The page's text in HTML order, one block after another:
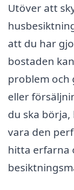
Utöver att
att du har
bostaden
problem och
eller
du ska börja,
vara den
hitta erfarna